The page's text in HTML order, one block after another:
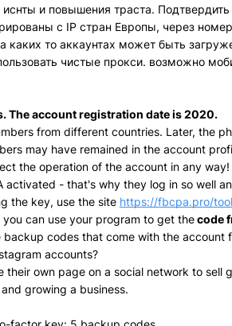
и повышения траста.
с IP стран Европы, через
каких то аккаунтах может быть
чистые прокси. возможно
The account registration date is 2020.
from different countries. Later, the
may have remained in the account
the operation of the account in any way!
activated - that's why they log in so well
the key, use the site https://fbcpa.pro/
can use your program to get thecode
backup codes that come with the
accounts?
their own page on a social network to
growing a business.
Всего